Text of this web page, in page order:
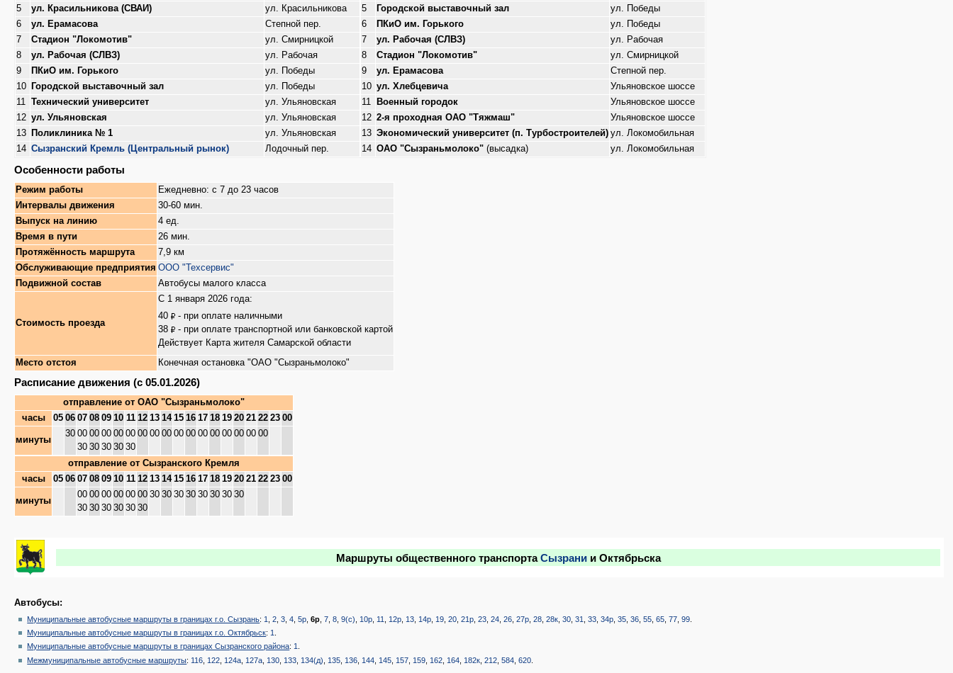
5
ул. Красильникова (СВАИ)
ул. Красильникова
6
ул. Ерамасова
Степной пер.
7
Стадион "Локомотив"
ул. Смирницкой
8
ул. Рабочая (СЛВЗ)
ул. Рабочая
9
ПКиО им. Горького
ул. Победы
10
Городской выставочный зал
ул. Победы
11 Технический университет
ул. Ульяновская
12 ул. Ульяновская
ул. Ульяновская
13
Поликлиника № 1
ул. Ульяновская
14 Сызранский Кремль (Центральный рынок) Лодочный пер.
5
Городской выставочный зал
ул. Победы
6
ПКиО им. Горького
ул. Победы
7
ул. Рабочая (СЛВЗ)
ул. Рабочая
8
Стадион "Локомотив"
ул. Смирницкой
9
ул. Ерамасова
Степной пер.
10 ул. Хлебцевича
Ульяновское шоссе
11
Военный городок
Ульяновское шоссе
12 2-я проходная ОАО "Тяжмаш"
Ульяновское шоссе
13 Экономический университет (п. Турбостроителей) ул. Локомобильная
14 ОАО "Сызраньмолоко" (высадка) ул. Локомобильная
Особенности работы
Режим работы
Ежедневно: с 7 до 23 часов
Интервалы движения
30-60 мин.
Выпуск на линию
4 ед.
Время в пути
26 мин.
Протяжённость маршрута
7,9 км
Обслуживающие предприятия ООО "Техсервис"
Подвижной состав
Автобусы малого класса
Стоимость проезда
С 1 января 2026 года:
40
- при оплате наличными
38
- при оплате транспортной или банковской картой
Действует Карта жителя Самарской области
Место отстоя
Конечная остановка "ОАО "Сызраньмолоко"
Расписание движения (с 05.01.2026)
отправление от ОАО "Сызраньмолоко"
часы
05 06 07 08 09 10 11 12 13 14 15 16 17 18 19 20 21 22 23 00
минуты
30 00
30
00
30
00
30
00
30
00
30
00 00 00 00 00 00 00 00 00 00 00
отправление от Сызранского Кремля
часы
05 06 07 08 09 10 11 12 13 14 15 16 17 18 19 20 21 22 23 00
минуты
00
30
00
30
00
30
00
30
00
30
00
30
30 30 30 30 30 30 30 30
Маршруты общественного транспортаСызрании Октябрьска
Автобусы:
Муниципальные автобусные маршруты в границах г.о. Сызрань: 1 ,2 ,3 ,4 ,5р ,6р ,7 ,8 ,9(с) 10р 11 12р 13 14р 19 ,20 ,21р ,23 ,24 ,26 ,27р ,28 ,28к ,30 ,31 ,33 ,34р ,35 ,36 ,55 ,65 ,77 ,99
Муниципальные автобусные маршруты в границах г.о. Октябрьск: 1
Муниципальные автобусные маршруты в границах Сызранского района: 1
Межмуниципальные автобусные маршруты: 116 122 124а 127а 130 133 134(д) 135 136 144 145 157 159 162 164 182к ,212 ,584 ,620